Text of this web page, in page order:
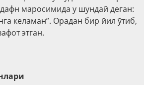
маросимида у шундай деган:
келаман”. Орадан бир йил ўтиб,
этган.